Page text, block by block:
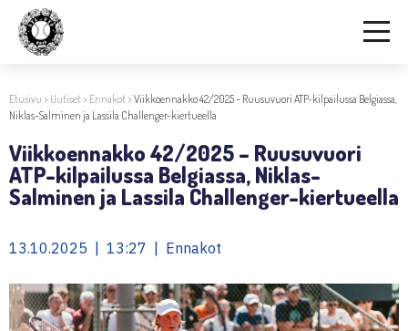
Etusivu > Uutiset> Ennakot>Viikkoennakko 42/2025 – Ruusuvuori ATP-kilpailussa Belgiassa,
Niklas-Salminen ja Lassila Challenger-kiertueella
Viikkoennakko 42/2025 – Ruusuvuori
ATP-kilpailussa Belgiassa, Niklas-
Salminen ja Lassila Challenger-kiertueella
13.10.2025 | 13:27 | Ennakot